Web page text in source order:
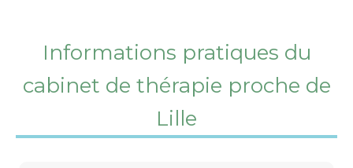
Informations pratiques du
cabinet de thérapie proche de
Lille